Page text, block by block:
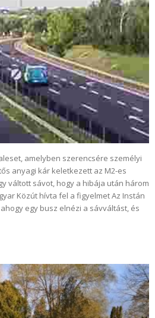
amelyben szerencsére személyi
anyagi kár keletkezett az M2-es
váltott sávot, hogy a hibája után három
Közút hívta fel a figyelmet Az Instán
egy busz elnézi a sávváltást, és